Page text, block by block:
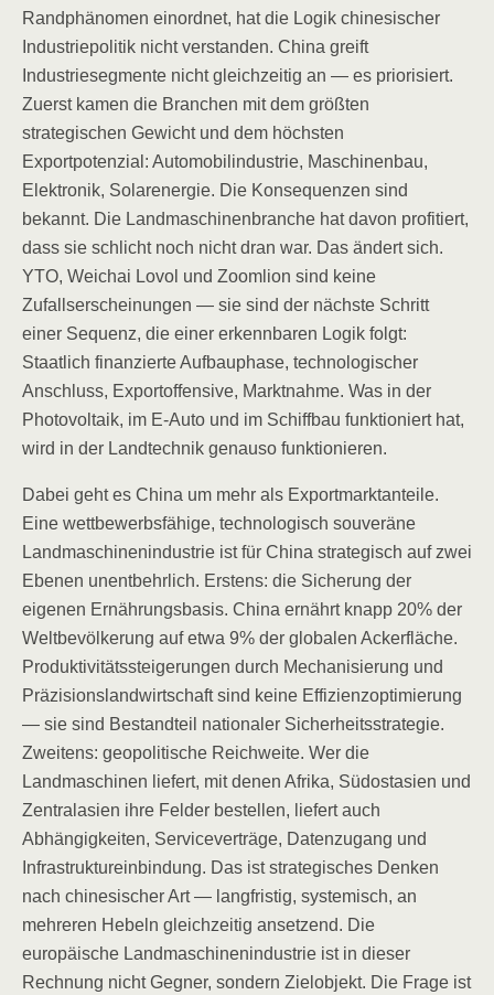
Randphänomen einordnet, hat die Logik chinesischer
Industriepolitik nicht verstanden. China greift
Industriesegmente nicht gleichzeitig an — es priorisiert.
Zuerst kamen die Branchen mit dem größten
strategischen Gewicht und dem höchsten
Exportpotenzial: Automobilindustrie, Maschinenbau,
Elektronik, Solarenergie. Die Konsequenzen sind
bekannt. Die Landmaschinenbranche hat davon profitiert,
dass sie schlicht noch nicht dran war. Das ändert sich.
YTO, Weichai Lovol und Zoomlion sind keine
Zufallserscheinungen — sie sind der nächste Schritt
einer Sequenz, die einer erkennbaren Logik folgt:
Staatlich finanzierte Aufbauphase, technologischer
Anschluss, Exportoffensive, Marktnahme. Was in der
Photovoltaik, im E-Auto und im Schiffbau funktioniert hat,
wird in der Landtechnik genauso funktionieren.
Dabei geht es China um mehr als Exportmarktanteile.
Eine wettbewerbsfähige, technologisch souveräne
Landmaschinenindustrie ist für China strategisch auf zwei
Ebenen unentbehrlich. Erstens: die Sicherung der
eigenen Ernährungsbasis. China ernährt knapp 20% der
Weltbevölkerung auf etwa 9% der globalen Ackerfläche.
Produktivitätssteigerungen durch Mechanisierung und
Präzisionslandwirtschaft sind keine Effizienzoptimierung
— sie sind Bestandteil nationaler Sicherheitsstrategie.
Zweitens: geopolitische Reichweite. Wer die
Landmaschinen liefert, mit denen Afrika, Südostasien und
Zentralasien ihre Felder bestellen, liefert auch
Abhängigkeiten, Serviceverträge, Datenzugang und
Infrastruktureinbindung. Das ist strategisches Denken
nach chinesischer Art — langfristig, systemisch, an
mehreren Hebeln gleichzeitig ansetzend. Die
europäische Landmaschinenindustrie ist in dieser
Rechnung nicht Gegner, sondern Zielobjekt. Die Frage ist